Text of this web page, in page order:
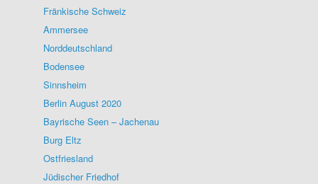
Fränkische Schweiz
Ammersee
Norddeutschland
Bodensee
Sinnsheim
Berlin August 2020
Bayrische Seen – Jachenau
Burg Eltz
Ostfriesland
Jüdischer Friedhof